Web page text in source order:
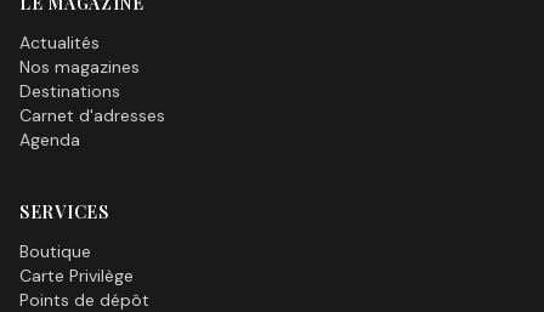
Actualités
Nos magazines
Destinations
Carnet d'adresses
Agenda
SERVICES
Boutique
Carte Privilège
Points de dépôt